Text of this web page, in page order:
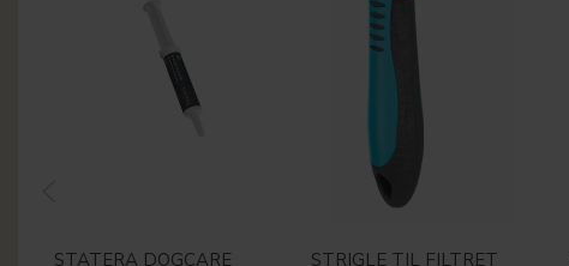
STATERA DOGCARE
STRIGLE TIL FILTRET